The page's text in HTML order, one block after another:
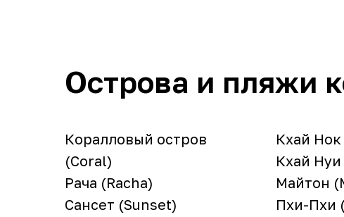
Острова и пляжи
Коралловый остров
(Coral)
Рача (Racha)
Сансет (Sunset)
Кхай
Кхай Нуи
Майтон
Пхи-Пхи